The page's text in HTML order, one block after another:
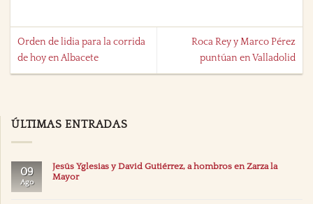
Orden de lidia para la corrida
de hoy en Albacete
Roca Rey y Marco Pérez
puntúan en Valladolid
ÚLTIMAS ENTRADAS
09
Ago
Jesús Yglesias y David Gutiérrez, a hombros en Zarza la
Mayor